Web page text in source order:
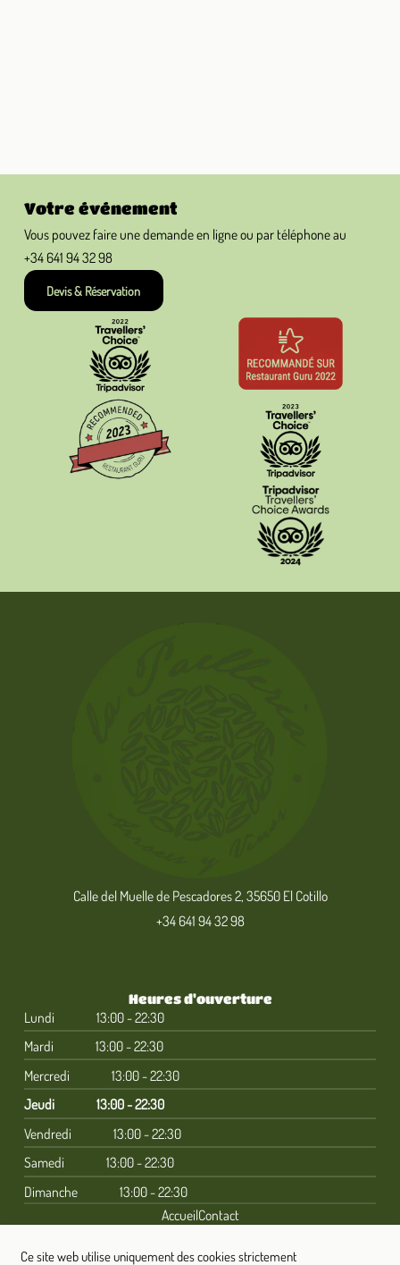
Votre événement
Vous pouvez faire une demande en ligne ou par téléphone au
+34 641 94 32 98
Devis & Réservation
Calle del Muelle de Pescadores 2, 35650 El Cotillo
+34 641 94 32 98
Heures d'ouverture
Lundi
13:00 - 22:30
Mardi
13:00 - 22:30
Mercredi
13:00 - 22:30
Jeudi
13:00 - 22:30
Vendredi
13:00 - 22:30
Samedi
13:00 - 22:30
Dimanche
13:00 - 22:30
AccueilContact
Ce site web utilise uniquement des cookies strictement